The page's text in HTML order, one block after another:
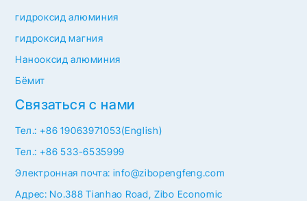
Связаться с нами
Тел.: +86 19063971053(English)
Тел.: +86 533-6535999
Электронная почта: info@zibopengfeng.com
Адрес: No.388 Tianhao Road, Zibo Economic
гидроксид алюминия
гидроксид магния
Нанооксид алюминия
Бёмит